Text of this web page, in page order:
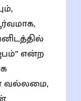
என்ற
வல்லமை,